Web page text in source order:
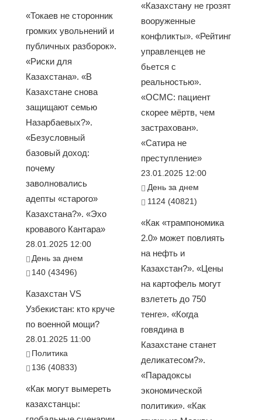
«Токаев не сторонник
громких увольнений и
публичных разборок».
«Риски для
Казахстана». «В
Казахстане снова
защищают семью
Назарбаевых?».
«Безусловный
базовый доход:
почему
заволновались
адепты «старого»
Казахстана?». «Эхо
кровавого Кантара»
28.01.2025 12:00
День за днем
140 (43496)
Казахстан VS
Узбекистан: кто круче
по военной мощи?
28.01.2025 11:00
Политика
136 (40833)
«Как могут вымереть
казахстанцы:
«Казахстану не грозят
вооруженные
конфликты». «Рейтинг
управленцев не
бьется с
реальностью».
«ОСМС: пациент
скорее мёртв, чем
застрахован».
«Сатира не
преступление»
23.01.2025 12:00
День за днем
1124 (40821)
«Как «трампономика
2.0» может повлиять
на нефть и
Казахстан?». «Цены
на картофель могут
взлететь до 750
тенге». «Когда
говядина в
Казахстане станет
деликатесом?».
«Парадоксы
экономической
политики». «Как